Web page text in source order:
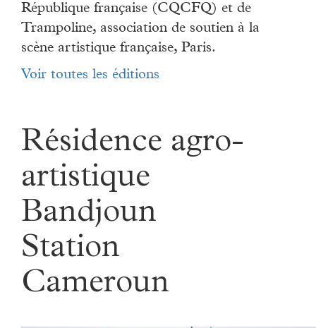
République française (CQCFQ) et de
Trampoline, association de soutien à la
scène artistique française, Paris.
Voir toutes les éditions
Résidence agro-
artistique
Bandjoun
Station
Cameroun